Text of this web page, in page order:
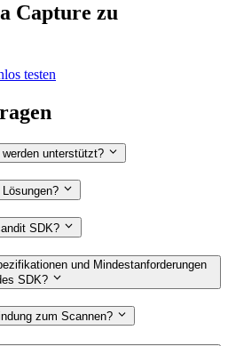
Capture zu
testen
unterstützt?
SDK?
und Mindestanforderungen
SDK?
zum Scannen?